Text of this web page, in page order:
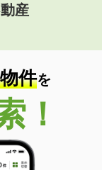
産
物件を
！